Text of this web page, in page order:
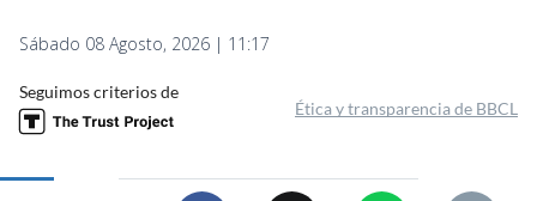
Sábado 08 Agosto, 2026 | 11:17
Seguimos criterios de
Ética y transparencia de BBCL